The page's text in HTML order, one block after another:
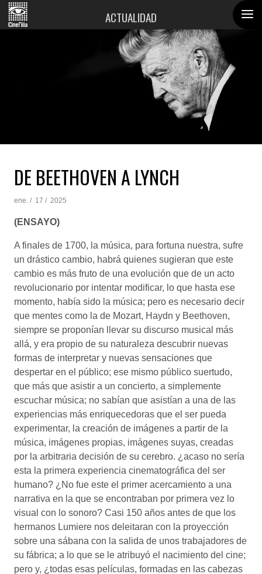
ACTUALIDAD
DE BEETHOVEN A LYNCH
ene. / 17 / 2025
(ENSAYO)
A finales de 1700, la música, para fortuna nuestra, sufre
un drástico cambio, habrá quienes sugieran que este
cambio es más fruto de una evolución que de un acto
revolucionario por intentar modificar, lo que hasta ese
momento, había sido la música; pero es necesario decir
que mentes como la de Mozart, Haydn y Beethoven,
siempre se proponían llevar su discurso musical más
allá, y era propio de su naturaleza descubrir nuevas
formas de interpretar y nuevas sensaciones que
despertar en el público; ese mismo público suertudo,
que más que asistir a un concierto, a simplemente
escuchar música; no sabían que asistían a una de las
experiencias más enriquecedoras que el ser pueda
experimentar, la creación de imágenes a partir de la
música, imágenes propias, imágenes suyas, creadas
por la arbitraria decisión de su cerebro. ¿acaso no sería
esta la primera experiencia cinematográfica del ser
humano? ¿No fue este el primer acercamiento a una
narrativa en la que se encontraban por primera vez lo
visual con lo sonoro? Casi 150 años antes de que los
hermanos Lumiere nos deleitaran con la proyección
sobre una sábana con la salida de unos trabajadores de
su fábrica; a lo que se le atribuyó el nacimiento del cine;
pero y, ¿todas esas películas, formadas en las cabezas